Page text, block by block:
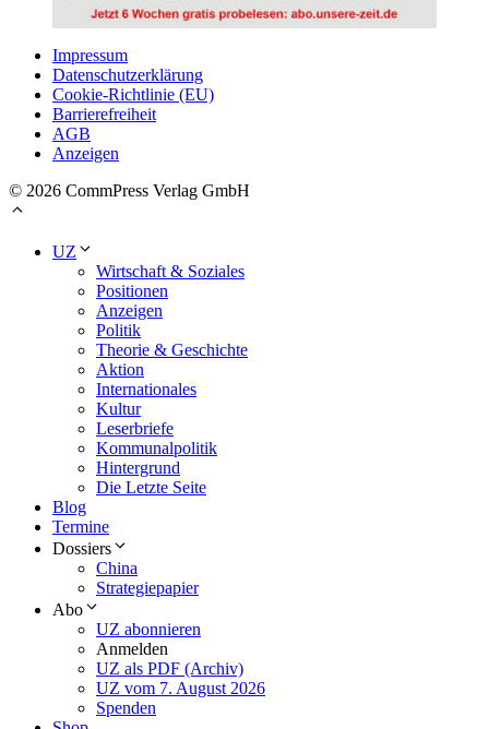
Impressum
Datenschutzerklärung
Cookie-Richtlinie (EU)
Barrierefreiheit
AGB
Anzeigen
© 2026 CommPress Verlag GmbH
UZ
Wirtschaft & Soziales
Positionen
Anzeigen
Politik
Theorie & Geschichte
Aktion
Internationales
Kultur
Leserbriefe
Kommunalpolitik
Hintergrund
Die Letzte Seite
Blog
Termine
Dossiers
China
Strategiepapier
Abo
UZ abonnieren
Anmelden
UZ als PDF (Archiv)
UZ vom 7. August 2026
Spenden